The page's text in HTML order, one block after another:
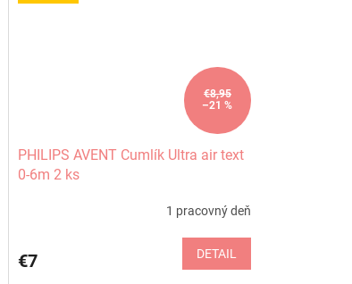
€8,95
–21 %
PHILIPS AVENT Cumlík Ultra air text
0-6m 2 ks
1 pracovný deň
€7 DETAIL